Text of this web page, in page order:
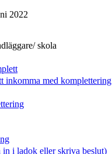
2022
skola
inkomma med komplettering
in i ladok eller skriva beslut)